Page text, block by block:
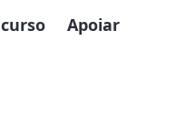
Apoiar